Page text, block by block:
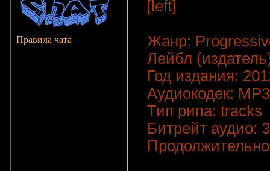
Правила чата
[left]
Жанр:
Лейбл
Год издания:
Аудиокодек: MP3
Тип рипа: tracks
Битрейт аудио: